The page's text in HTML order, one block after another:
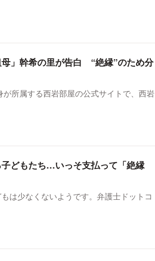
母」幹希の里が告白 “絶縁”のため分
所属する西岩部屋の公式サイトで、西岩
どもたち…いっそ支払って「絶縁
は少なくないようです。弁護士ドットコ